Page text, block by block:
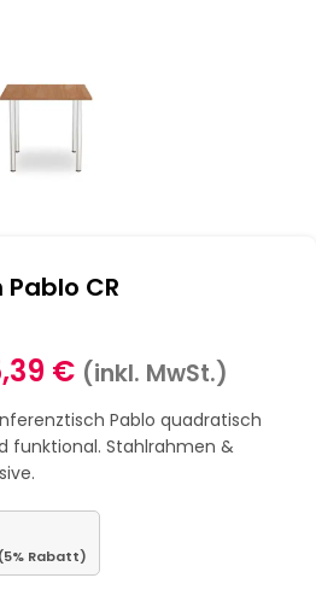
CR
€ (inkl. MwSt.)
Pablo quadratisch
funktional. Stahlrahmen &
(5% Rabatt)